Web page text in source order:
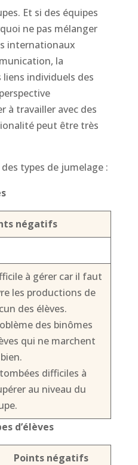
Et si des équipes
ne pas mélanger
internationaux
la
individuels des
à travailler avec des
peut être très
types de jumelage :
négatifs
à gérer car il faut
les productions de
des élèves.
des binômes
qui ne marchent
difficiles à
au niveau du
d’élèves
Points négatifs